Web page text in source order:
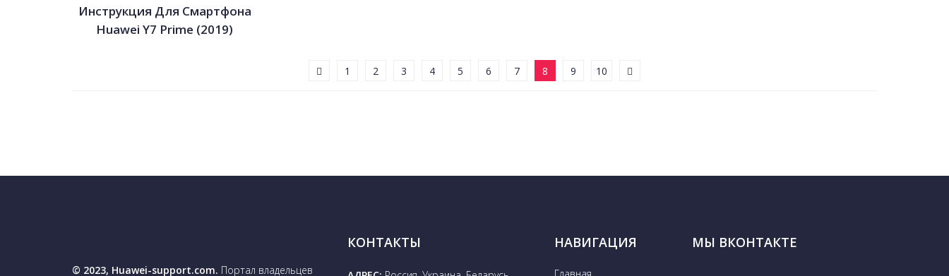
Инструкция Для Смартфона
Huawei Y7 Prime (2019)
1 2 3 4 5 6 7 8 9 10
© 2023, Huawei-support.com. Портал владельцев
КОНТАКТЫ НАВИГАЦИЯ МЫ ВКОНТАКТЕ